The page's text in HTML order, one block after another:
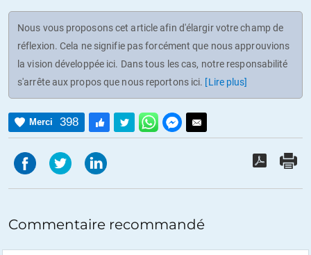
Nous vous proposons cet article afin d'élargir votre champ de
réflexion. Cela ne signifie pas forcément que nous approuvions
la vision développée ici. Dans tous les cas, notre responsabilité
s'arrête aux propos que nous reportons ici. [Lire plus]
Merci 398
Commentaire recommandé